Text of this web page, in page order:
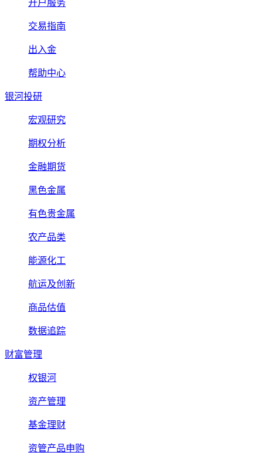
开户服务
交易指南
出入金
帮助中心
银河投研
宏观研究
期权分析
金融期货
黑色金属
有色贵金属
农产品类
能源化工
航运及创新
商品估值
数据追踪
财富管理
权银河
资产管理
基金理财
资管产品申购